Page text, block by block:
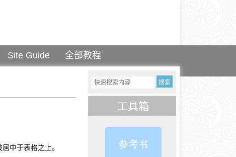
Site Guide 全部教程
中于表格之上。